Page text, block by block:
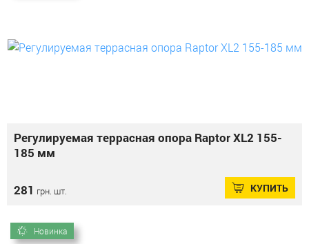
Регулируемая террасная опора Raptor XL2 155-
185 мм
281 грн. шт. КУПИТЬ
Новинка